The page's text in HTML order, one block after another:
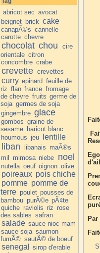
abricot sec avocat
beignet brick cake
canapÃ©s cannelle
carotte chevre
chocolat chou
cire
orientale citron
concombre crabe
crevette crevettes
curry epinard feuille de
riz flan france fromage
de chevre fruits germe de
soja germes de soja
gingembre glace
gombos graine de
sesame haricot blanc
houmous jeu lentille
liban libanais maÃ®s
mil mimosa niebe noel
nutella oeuf oignon olive
poireaux pois chiche
pomme pomme de
terre poulet pousses de
bambou purÃ©e pÃ¢te
quiche raviolis riz rose
des sables safran
salade sauce nioc mam
sauce soja saumon
fumÃ© sautÃ© de boeuf
senegal
sirop d'erable